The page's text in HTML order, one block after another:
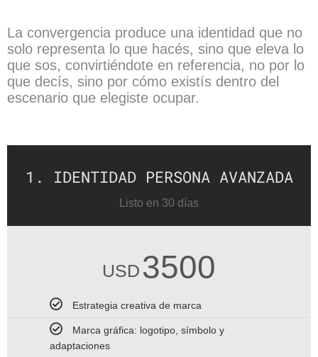
La convergencia produce una identidad que no
solo representa lo que hacés, sino que eleva lo
que sos, convirtiéndote en referencia, no por lo
que decís, sino por cómo existís dentro del
escenario que elegiste ocupar.
1. IDENTIDAD PERSONA AVANZADA
Listo en 30 días
USD 3500
Estrategia creativa de marca
Marca gráfica: logotipo, símbolo y
adaptaciones